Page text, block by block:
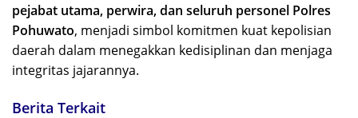
pejabat utama, perwira, dan seluruh personel Polres
Pohuwato, menjadi simbol komitmen kuat kepolisian
daerah dalam menegakkan kedisiplinan dan menjaga
integritas jajarannya.
Berita Terkait